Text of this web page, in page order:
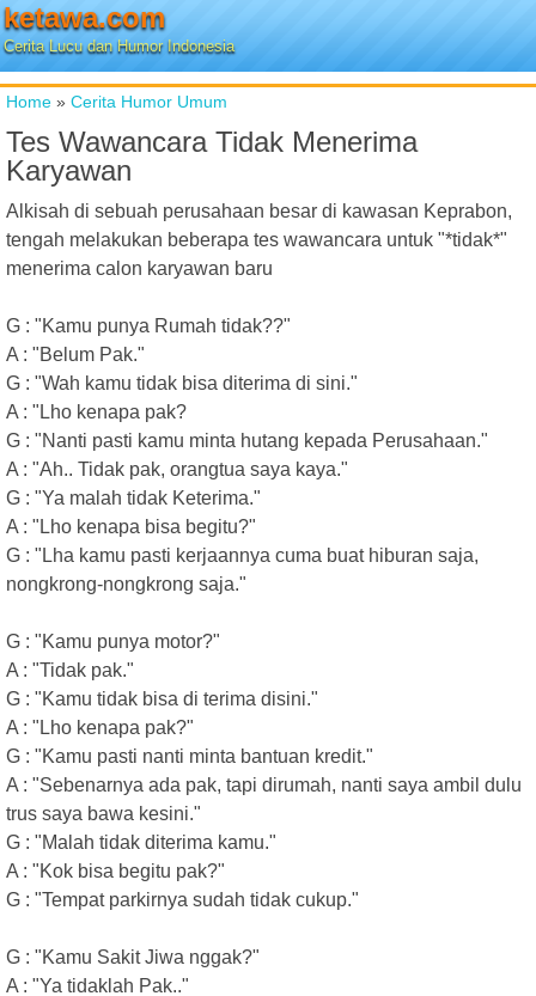
ketawa.com
Cerita Lucu dan Humor Indonesia
Home » Cerita Humor Umum
Tes Wawancara Tidak Menerima
Karyawan
Alkisah di sebuah perusahaan besar di kawasan Keprabon,
tengah melakukan beberapa tes wawancara untuk "*tidak*"
menerima calon karyawan baru
G : "Kamu punya Rumah tidak??"
A : "Belum Pak."
G : "Wah kamu tidak bisa diterima di sini."
A : "Lho kenapa pak?
G : "Nanti pasti kamu minta hutang kepada Perusahaan."
A : "Ah.. Tidak pak, orangtua saya kaya."
G : "Ya malah tidak Keterima."
A : "Lho kenapa bisa begitu?"
G : "Lha kamu pasti kerjaannya cuma buat hiburan saja,
nongkrong-nongkrong saja."
G : "Kamu punya motor?"
A : "Tidak pak."
G : "Kamu tidak bisa di terima disini."
A : "Lho kenapa pak?"
G : "Kamu pasti nanti minta bantuan kredit."
A : "Sebenarnya ada pak, tapi dirumah, nanti saya ambil dulu
trus saya bawa kesini."
G : "Malah tidak diterima kamu."
A : "Kok bisa begitu pak?"
G : "Tempat parkirnya sudah tidak cukup."
G : "Kamu Sakit Jiwa nggak?"
A : "Ya tidaklah Pak.."